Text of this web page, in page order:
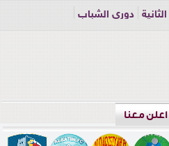
دوري الشباب
اعلن معنا